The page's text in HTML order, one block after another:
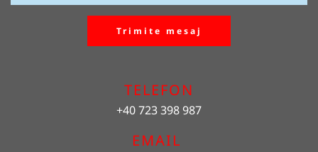
Trimite mesaj
TELEFON
+40 723 398 987
EMAIL